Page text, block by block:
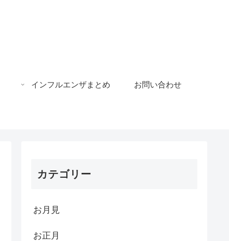
インフルエンザまとめ お問い合わせ
カテゴリー
お月見
お正月